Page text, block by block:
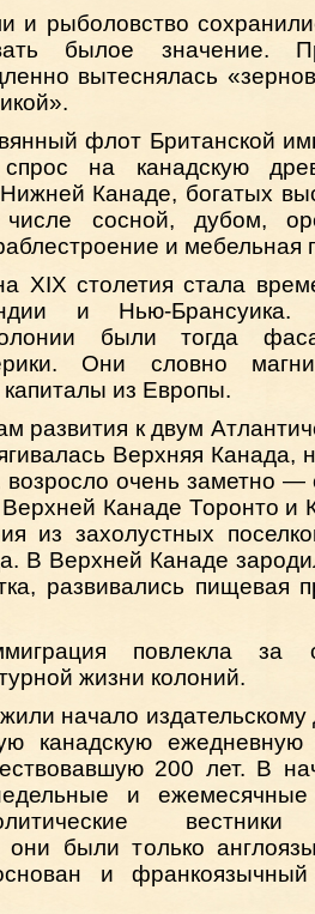
и рыболовство
былое значение.
вытеснялась
флот Британской
спрос на канадскую
Канаде, богатых
сосной, дубом,
и
XIX столетия стала
и Нью-Брансуика.
были тогда
Они словно
из Европы.
развития к двум
Верхняя Канада,
возросло очень заметно
Канаде Торонто и
из захолустных
В Верхней Канаде
развивались пищевая
повлекла
жизни колоний.
начало издательскому
канадскую ежедневную
200 лет. В
и
политические
они были только
и